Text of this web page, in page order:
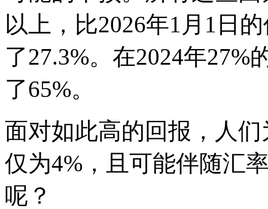
以上，比2026年1月1日
了27.3%。在2024年27%
了65%。
面对如此高的回报，人
仅为4%，且可能伴随汇
呢？